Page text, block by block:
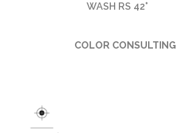
WASH RS 42°
COLOR CONSULTING